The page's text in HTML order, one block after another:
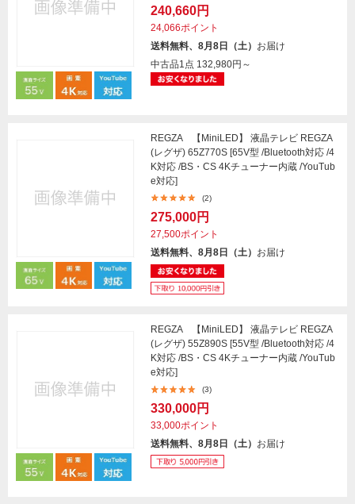
240,660円
24,066ポイント
送料無料、8月8日（土） お届け
中古品1点 132,980円～
REGZA 【MiniLED】 液晶テレビ REGZA
(レグザ) 65Z770S [65V型 /Bluetooth対応 /4
K対応 /BS・CS 4Kチューナー内蔵 /YouTub
e対応]
(2)
275,000円
27,500ポイント
送料無料、8月8日（土） お届け
REGZA 【MiniLED】 液晶テレビ REGZA
(レグザ) 55Z890S [55V型 /Bluetooth対応 /4
K対応 /BS・CS 4Kチューナー内蔵 /YouTub
e対応]
(3)
330,000円
33,000ポイント
送料無料、8月8日（土） お届け